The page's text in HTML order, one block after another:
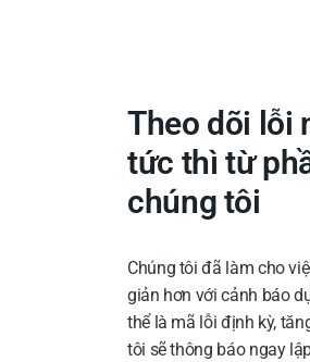
Theo dõi lỗi
tức thì từ
chúng tôi
Chúng tôi đã làm cho
giản hơn với cảnh báo
thể là mã lỗi định kỳ,
tôi sẽ thông báo ngay